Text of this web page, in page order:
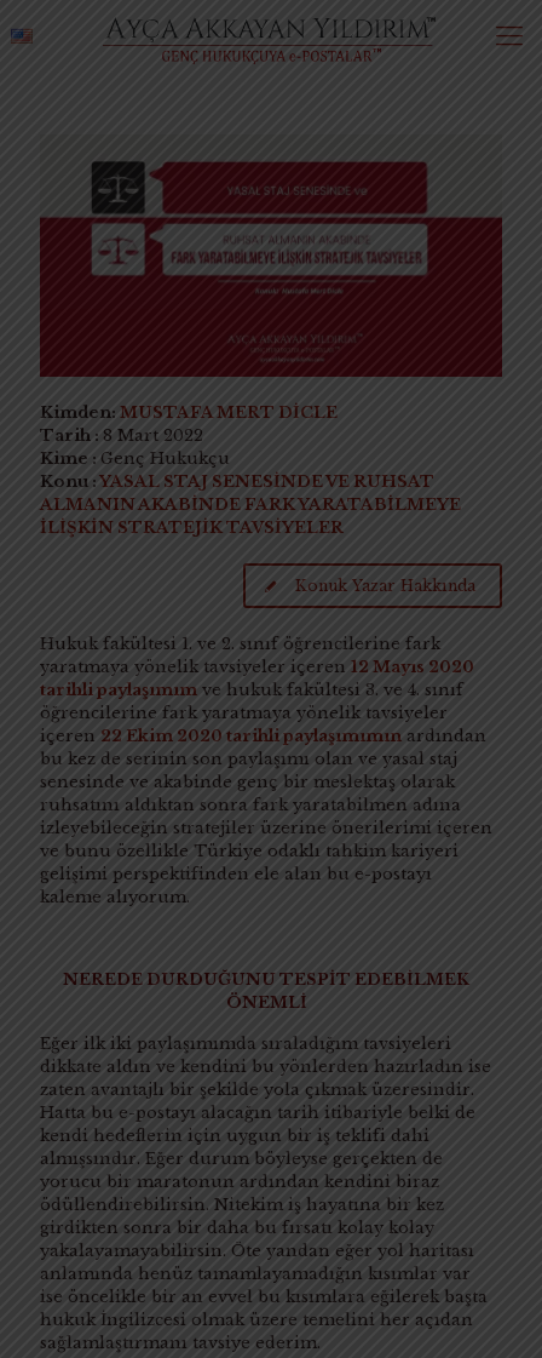
Kimden: MUSTAFA MERT DİCLE
Tarih : 8 Mart 2022
Kime : Genç Hukukçu
Konu :YASAL STAJ SENESİNDE VE RUHSAT
ALMANIN AKABİNDE FARK YARATABİLMEYE
İLİŞKİN STRATEJİK TAVSİYELER
Konuk Yazar Hakkında
Hukuk fakültesi 1. ve 2. sınıf öğrencilerine fark
yaratmaya yönelik tavsiyeler içeren 12 Mayıs 2020
tarihli paylaşımım ve hukuk fakültesi 3. ve 4. sınıf
öğrencilerine fark yaratmaya yönelik tavsiyeler
içeren 22 Ekim 2020 tarihli paylaşımımın ardından
bu kez de serinin son paylaşımı olan ve yasal staj
senesinde ve akabinde genç bir meslektaş olarak
ruhsatını aldıktan sonra fark yaratabilmen adına
izleyebileceğin stratejiler üzerine önerilerimi içeren
ve bunu özellikle Türkiye odaklı tahkim kariyeri
gelişimi perspektifinden ele alan bu e-postayı
kaleme alıyorum.
NEREDE DURDUĞUNU TESPİT EDEBİLMEK
ÖNEMLİ
Eğer ilk iki paylaşımımda sıraladığım tavsiyeleri
dikkate aldın ve kendini bu yönlerden hazırladın ise
zaten avantajlı bir şekilde yola çıkmak üzeresindir.
Hatta bu e-postayı alacağın tarih itibariyle belki de
kendi hedeflerin için uygun bir iş teklifi dahi
almışsındır. Eğer durum böyleyse gerçekten de
yorucu bir maratonun ardından kendini biraz
ödüllendirebilirsin. Nitekim iş hayatına bir kez
girdikten sonra bir daha bu fırsatı kolay kolay
yakalayamayabilirsin. Öte yandan eğer yol haritası
anlamında henüz tamamlayamadığın kısımlar var
ise öncelikle bir an evvel bu kısımlara eğilerek başta
hukuk İngilizcesi olmak üzere temelini her açıdan
sağlamlaştırmanı tavsiye ederim.